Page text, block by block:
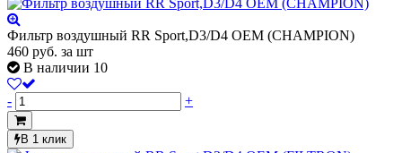
Фильтр воздушный RR Sport,D3/D4 OEM (CHAMPION)
460 руб. за шт
В наличии 10
- +
В 1 клик